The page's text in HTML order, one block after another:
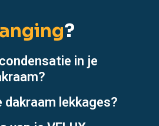
?
in je
dakraam lekkages?